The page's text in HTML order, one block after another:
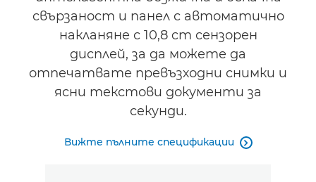
свързаност и панел с автоматично
накланяне с 10,8 cm сензорен
дисплей, за да можете да
отпечатвате превъзходни снимки и
ясни текстови документи за
секунди.
Вижте пълните спецификации 